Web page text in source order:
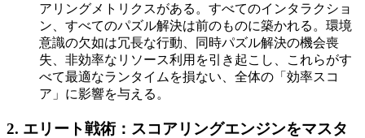
アリングメトリクスがある。すべてのインタラクショ
ン、すべてのパズル解決は前のものに築かれる。環境
意識の欠如は冗長な行動、同時パズル解決の機会喪
失、非効率なリソース利用を引き起こし、これらがす
べて最適なランタイムを損ない、全体の「効率スコ
ア」に影響を与える。
2. エリート戦術：スコアリングエンジンをマスタ